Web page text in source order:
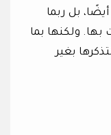
بل ربما
بها. ولكنها بما
بغير